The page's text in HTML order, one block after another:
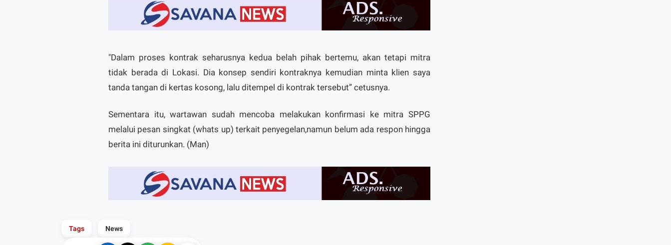
"Dalam proses kontrak seharusnya kedua belah pihak bertemu, akan tetapi mitra
tidak berada di Lokasi. Dia konsep sendiri kontraknya kemudian minta klien saya
tanda tangan di kertas kosong, lalu ditempel di kontrak tersebut” cetusnya.
Sementara itu, wartawan sudah mencoba melakukan konfirmasi ke mitra SPPG
melalui pesan singkat (whats up) terkait penyegelan,namun belum ada respon hingga
berita ini diturunkan. (Man)
Tags News